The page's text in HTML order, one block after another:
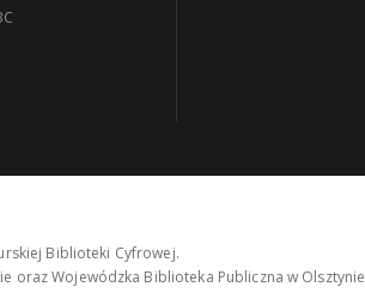
Biblioteki Cyfrowej.
oraz Wojewódzka Biblioteka Publiczna w Olsztynie